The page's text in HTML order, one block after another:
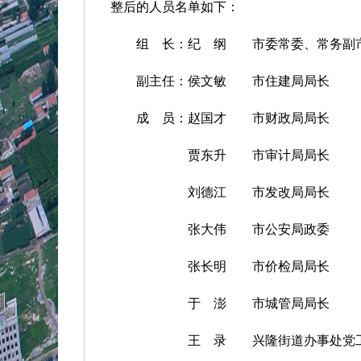
整后的人员名单如下：
组 长：纪 纲 市委常委、常务副
副主任：侯文敏 市住建局局长
成 员：赵国才 市财政局局长
贾东升 市审计局局长
刘德江 市发改局局长
张大伟 市公安局政委
张长明 市价检局局长
于 澎 市城管局局长
王 录 兴隆街道办事处党